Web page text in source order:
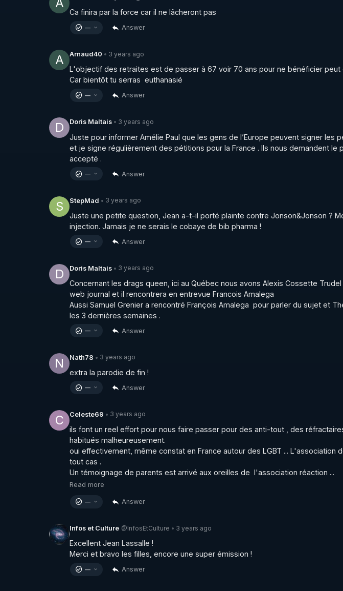
Vous pouvez regarder les émissions en différé & les émissions
l'info en QuestionS), et également consulter les sources des informations
👉 THIERRY CASASNOVAS
• Nouveau site : https://www.rgnr.fr
• Odysee : https://odysee.com/@thierry-casasnovas-rgnr:7
• Facebook :
https://m.facebook.com/thierry.rgnr
• YouTube : https://m.youtube.com/c/RegenereThierryCasasnovas
• Telegram - canal d'info :
👉 EMMANUELLE DARLES
• VK : https://vk.com/id545780248
• Telegram - canal d'info :
👉 CHLOÉ FRAMMERY
• Crowdbunker : https://crowdbunker.com/@ChloeFrammery
• Rumble : https://rumble.com/user/ChloeFra
• Facebook :
• Instagram :
https://www.instagram.com/chloe_frammery
• Twitter : https://twitter.com/FrammeryChloe
• VK : https://m.vk.com/id665557322
• Telegram - canal d’info :
👉 SALIM LAÏBI
• Blog Le libre Penseur :
• Facebook : https://www.facebook.com/lelibre.penseur.1
• Facebook :
https://www.facebook.com/LeLibrePenseur.org
• Odysee : https://odysee.com/@LeLibrePenseur.org:2
• Rumble :
https://rumble.com/user/SalimLaibiLLP
• Twitch (censuré) : https://www.twitch.tv/salim_laibi_llp
• Twitter : https://twitter.com/LLP_Le_Vrai
• Telegram - canal d'info :
👉 AMÉLIE PAUL
• Tous mes liens : http://ameliepaul.com
• Twitter : https://twitter.com/Amelie_Paul
• Youtube :
• Youtube : https://www.youtube.com/@ChaineEntoutefranchise
https://www.patreon.com/ameliepaul
• Odysee : https://odysee.com/@ameliepaul
Ca finira par la force car il ne lâcheront pas
— Answer
A Arnaud40 • 3 years ago
L'objectif des retraites est de passer à 67 voir 70 ans pour ne bénéficier peut
Car bientôt tu serras  euthanasié
— Answer
D Doris Maltais • 3 years ago
Juste pour informer Amélie Paul que les gens de l’Europe peuvent signer les
et je signe régulièrement des pétitions pour la France . Ils nous demandent le
accepté .
— Answer
S StepMad • 3 years ago
Juste une petite question, Jean a-t-il porté plainte contre Jonson&Jonson ?
injection. Jamais je ne serais le cobaye de bib pharma !
— Answer
D Doris Maltais • 3 years ago
Concernant les drags queen, ici au Québec nous avons Alexis Cossette
web journal et il rencontrera en entrevue Francois Amalega
Aussi Samuel Grenier a rencontré François Amalega  pour parler du sujet et
les 3 dernières semaines .
— Answer
N Nath78 • 3 years ago
extra la parodie de fin !
— Answer
C Celeste69 • 3 years ago
ils font un reel effort pour nous faire passer pour des anti-tout , des
habitués malheureusement.
oui effectivement, même constat en France autour des LGBT ...
tout cas .
Un témoignage de parents est arrivé aux oreilles de  l'association réaction ...
Read more
— Answer
Infos et Culture @InfosEtCulture • 3 years ago
Excellent Jean Lassalle !
Merci et bravo les filles, encore une super émission !
— Answer